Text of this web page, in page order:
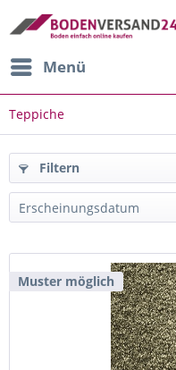
Menü
Teppiche
Filtern
Muster möglich